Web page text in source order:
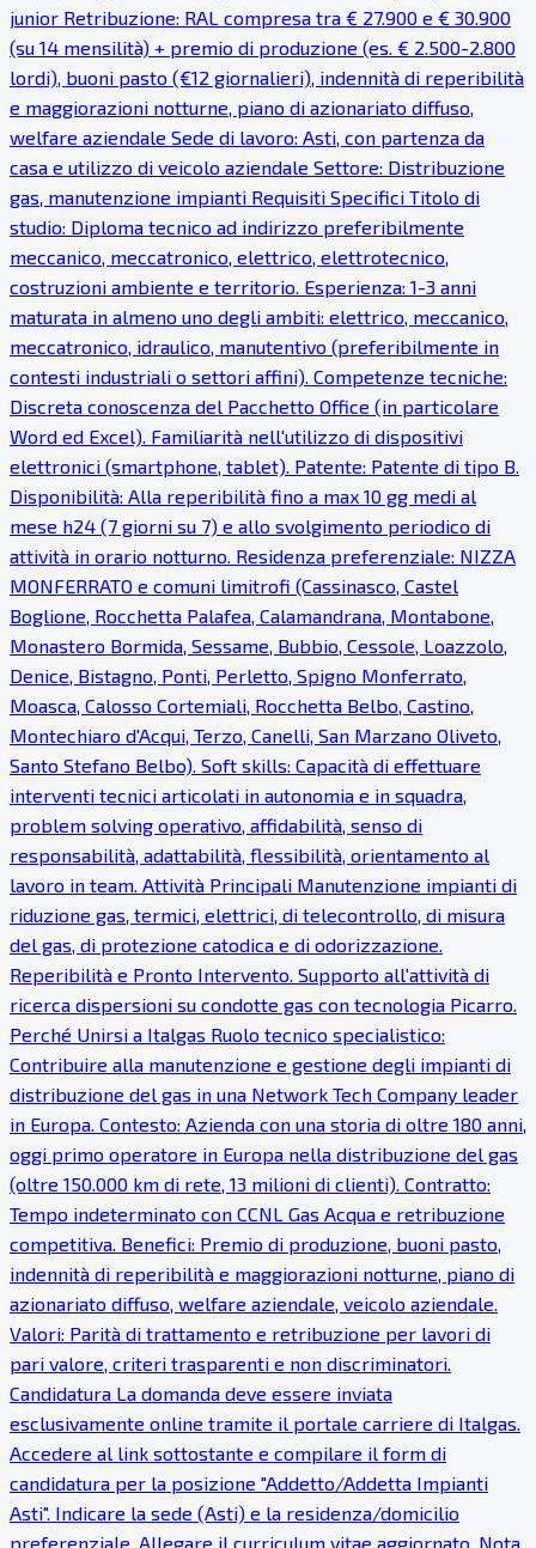
junior Retribuzione: RAL compresa tra € 27.900 e € 30.900
(su 14 mensilità) + premio di produzione (es. € 2.500-2.800
lordi), buoni pasto (€12 giornalieri), indennità di reperibilità
e maggiorazioni notturne, piano di azionariato diffuso,
welfare aziendale Sede di lavoro: Asti, con partenza da
casa e utilizzo di veicolo aziendale Settore: Distribuzione
gas, manutenzione impianti Requisiti Specifici Titolo di
studio: Diploma tecnico ad indirizzo preferibilmente
meccanico, meccatronico, elettrico, elettrotecnico,
costruzioni ambiente e territorio. Esperienza: 1-3 anni
maturata in almeno uno degli ambiti: elettrico, meccanico,
meccatronico, idraulico, manutentivo (preferibilmente in
contesti industriali o settori affini). Competenze tecniche:
Discreta conoscenza del Pacchetto Office (in particolare
Word ed Excel). Familiarità nell'utilizzo di dispositivi
elettronici (smartphone, tablet). Patente: Patente di tipo B.
Disponibilità: Alla reperibilità fino a max 10 gg medi al
mese h24 (7 giorni su 7) e allo svolgimento periodico di
attività in orario notturno. Residenza preferenziale: NIZZA
MONFERRATO e comuni limitrofi (Cassinasco, Castel
Boglione, Rocchetta Palafea, Calamandrana, Montabone,
Monastero Bormida, Sessame, Bubbio, Cessole, Loazzolo,
Denice, Bistagno, Ponti, Perletto, Spigno Monferrato,
Moasca, Calosso Cortemiali, Rocchetta Belbo, Castino,
Montechiaro d'Acqui, Terzo, Canelli, San Marzano Oliveto,
Santo Stefano Belbo). Soft skills: Capacità di effettuare
interventi tecnici articolati in autonomia e in squadra,
problem solving operativo, affidabilità, senso di
responsabilità, adattabilità, flessibilità, orientamento al
lavoro in team. Attività Principali Manutenzione impianti di
riduzione gas, termici, elettrici, di telecontrollo, di misura
del gas, di protezione catodica e di odorizzazione.
Reperibilità e Pronto Intervento. Supporto all'attività di
ricerca dispersioni su condotte gas con tecnologia Picarro.
Perché Unirsi a Italgas Ruolo tecnico specialistico:
Contribuire alla manutenzione e gestione degli impianti di
distribuzione del gas in una Network Tech Company leader
in Europa. Contesto: Azienda con una storia di oltre 180 anni,
oggi primo operatore in Europa nella distribuzione del gas
(oltre 150.000 km di rete, 13 milioni di clienti). Contratto:
Tempo indeterminato con CCNL Gas Acqua e retribuzione
competitiva. Benefici: Premio di produzione, buoni pasto,
indennità di reperibilità e maggiorazioni notturne, piano di
azionariato diffuso, welfare aziendale, veicolo aziendale.
Valori: Parità di trattamento e retribuzione per lavori di
pari valore, criteri trasparenti e non discriminatori.
Candidatura La domanda deve essere inviata
esclusivamente online tramite il portale carriere di Italgas.
Accedere al link sottostante e compilare il form di
candidatura per la posizione "Addetto/Addetta Impianti
Asti". Indicare la sede (Asti) e la residenza/domicilio
preferenziale. Allegare il curriculum vitae aggiornato. Nota